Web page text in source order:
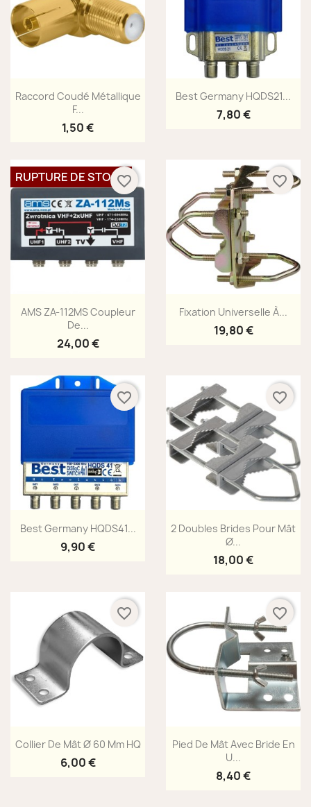
Aperçu rapide
Raccord Coudé Métallique
F...
1,50 €
Aperçu rapide
Best Germany HQDS21...
7,80 €
Aperçu rapide
AMS ZA-112MS Coupleur
De...
24,00 €
RUPTURE DE STOCK
favorite_border
Aperçu rapide
Fixation Universelle À...
19,80 €
favorite_border
Aperçu rapide
Best Germany HQDS41...
9,90 €
favorite_border
Aperçu rapide
2 Doubles Brides Pour Mât
Ø...
18,00 €
favorite_border
Aperçu rapide
Collier De Mât Ø 60 Mm HQ
6,00 €
favorite_border
Aperçu rapide
Pied De Mât Avec Bride En
U...
8,40 €
favorite_border